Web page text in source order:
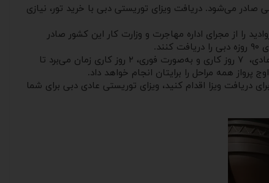
صادر می‌شود. دریافت ویزای توریستی دبی با خرید تور، نیازی
را از مجرای اداره مهاجرت و وزارت کار این کشور صادر
مدت ‌ویزای توریستی در امارات، سه دوره زمانی ۱۴ روزه، یک‌ ماهه و سه‌ ماهه دارد. اگر جهت اخذ ویزای دبی اقدام کرده‌اید، این ویزا به‌صورت عادی، ۷ روز کاری و به‌صورت فوری، ۲ روز کاری زمان می‌برد تا
همه مراحل را برایتان انجام خواهد داد.
دریافت ویزا اقدام کنید، ویزای توریستی عادی دبی برای شما